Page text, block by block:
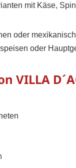
mit Käse,
oder
oder
VILLA